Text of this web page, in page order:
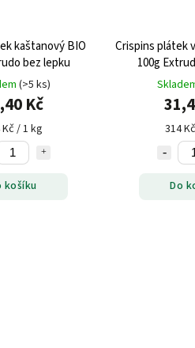
kaštanový BIO
bez lepku
(>5 ks)
Kč
Kč / 1 kg
košíku
Crispins plátek
100g
314
Do